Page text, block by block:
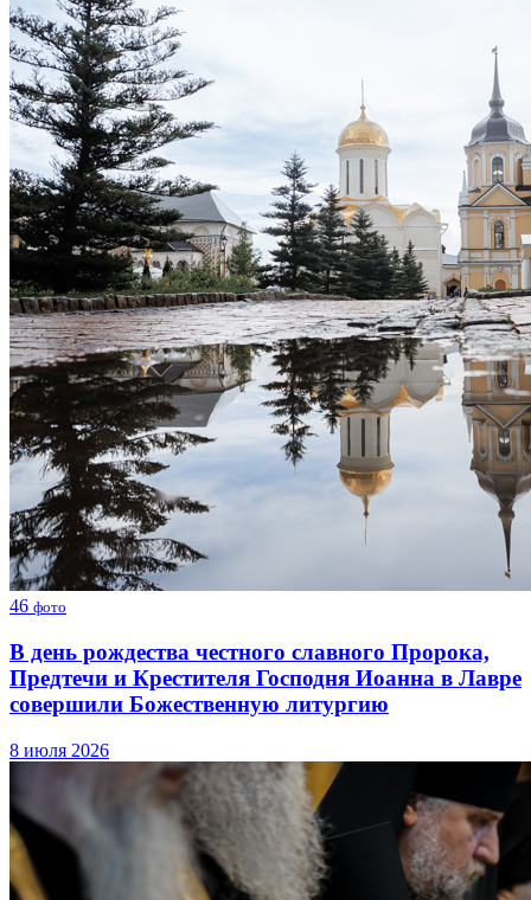
46 фото
В день рождества честного славного Пророка,
Предтечи и Крестителя Господня Иоанна в Лавре
совершили Божественную литургию
8 июля 2026